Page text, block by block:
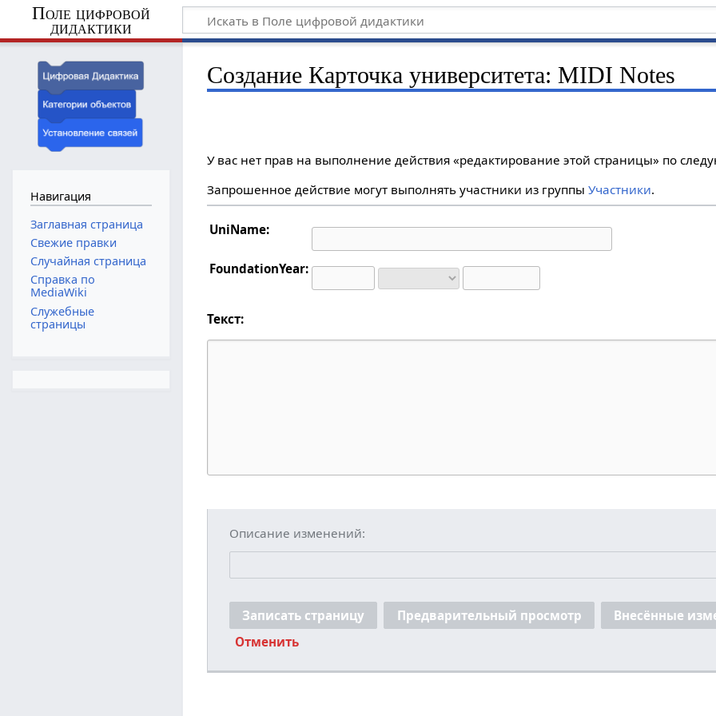
Поле цифровой
дидактики
Создание Карточка университета: MIDI Notes
У вас нет прав на выполнение действия «редактирование этой страницы» по
Запрошенное действие могут выполнять участники из группыУчастники.
UniName:
FoundationYear:
Текст:
Описание изменений:
Записать страницу Предварительный просмотр
Внесённые
Отменить
Навигация
Заглавная страница
Свежие правки
Случайная страница
Справка по
MediaWiki
Служебные
страницы